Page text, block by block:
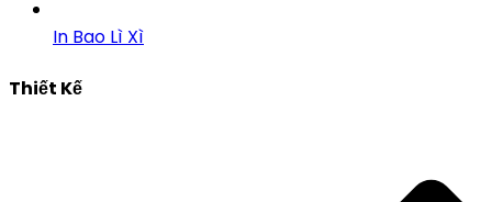
In Bao Lì Xì
Thiết Kế